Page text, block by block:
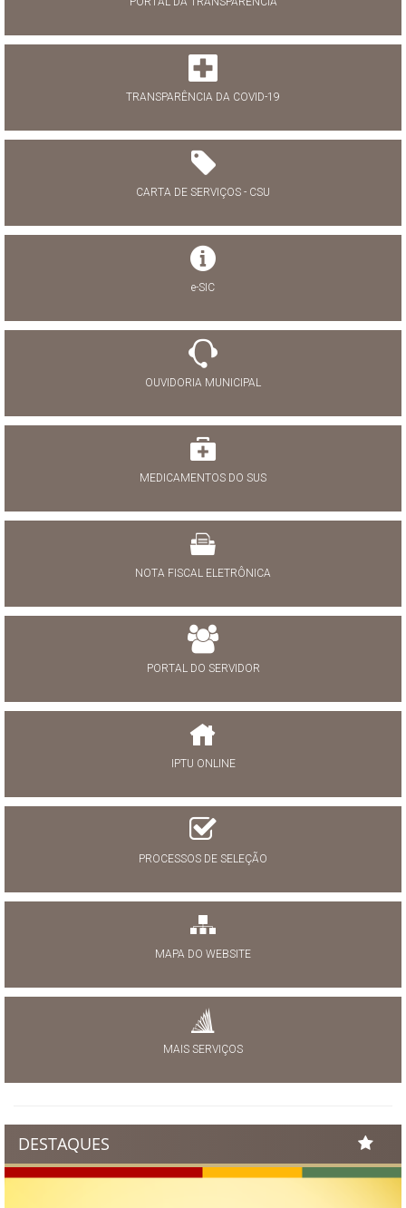
TRANSPARÊNCIA DA COVID-19
CARTA DE SERVIÇOS - CSU
e-SIC
OUVIDORIA MUNICIPAL
MEDICAMENTOS DO SUS
NOTA FISCAL ELETRÔNICA
PORTAL DO SERVIDOR
IPTU ONLINE
PROCESSOS DE SELEÇÃO
MAPA DO WEBSITE
MAIS SERVIÇOS
DESTAQUES